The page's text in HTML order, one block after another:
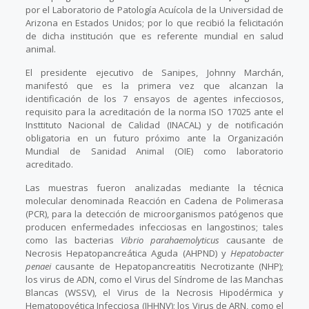
por el Laboratorio de Patología Acuícola de la Universidad de
Arizona en Estados Unidos; por lo que recibió la felicitación
de dicha institución que es referente mundial en salud
animal.
El presidente ejecutivo de Sanipes, Johnny Marchán,
manifestó que es la primera vez que alcanzan la
identificación de los 7 ensayos de agentes infecciosos,
requisito para la acreditación de la norma ISO 17025 ante el
Insttituto Nacional de Calidad (INACAL) y de notificación
obligatoria en un futuro próximo ante la Organización
Mundial de Sanidad Animal (OIE) como laboratorio
acreditado.
Las muestras fueron analizadas mediante la técnica
molecular denominada Reacción en Cadena de Polimerasa
(PCR), para la detección de microorganismos patógenos que
producen enfermedades infecciosas en langostinos; tales
como las bacterias Vibrio parahaemolyticus causante de
Necrosis Hepatopancreática Aguda (AHPND) yHepatobacter
penaeicausante de Hepatopancreatitis Necrotizante (NHP);
los virus de ADN, como el Virus del Síndrome de las Manchas
Blancas (WSSV), el Virus de la Necrosis Hipodérmica y
Hematopoyética Infecciosa (IHHNV); los Virus de ARN, como el